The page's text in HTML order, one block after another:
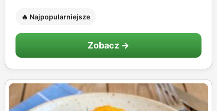
🔥 Najpopularniejsze
Zobacz →